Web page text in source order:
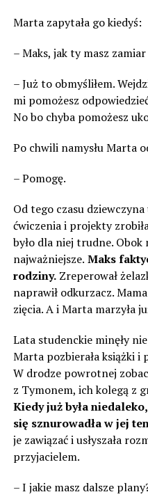
Marta zapytała go kiedyś:
– Maks, jak ty masz
– Już to obmyśliłem.
mi pomożesz
No bo chyba pomożesz
Po chwili namysłu Marta
– Pomogę.
Od tego czasu dziewczyna
ćwiczenia i projekty
było dla niej trudne. Obok
najważniejsze. Maks
rodziny.Zreperował
naprawił odkurzacz.
zięcia. A i Marta marzyła
Lata studenckie minęły
Marta pozbierała książki i
W drodze powrotnej
z Tymonem, ich kolegą z
Kiedy już była
się sznurowadła w jej
je zawiązać i usłyszała
przyjacielem.
– I jakie masz dalsze